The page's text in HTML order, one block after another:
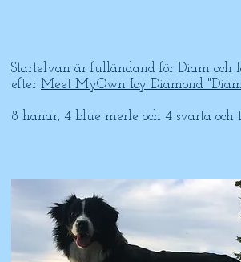
Startelvan är fulländand för Diam
efter Meet MyOwn Icy Diamond
8 hanar, 4 blue merle och 4 svarta och